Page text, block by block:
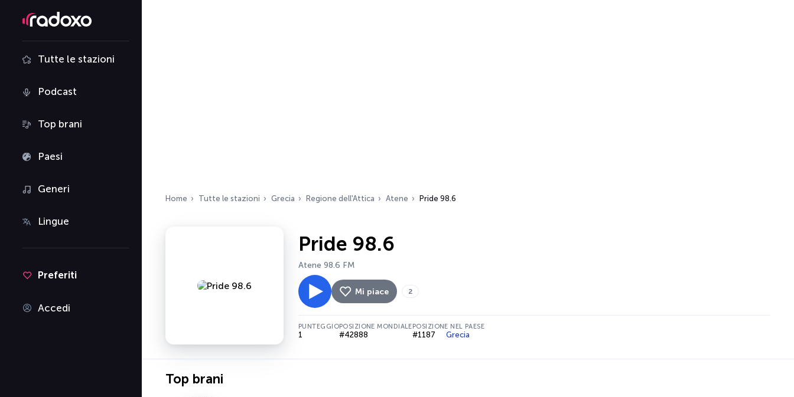
Tutte le stazioni
Podcast
Top brani
Paesi
Generi
Lingue
Preferiti
Accedi
Home Tutte le stazioni Grecia Regione dell'Attica Atene Pride 98.6
Pride 98.6
Atene 98.6 FM
Mi piace 2
PUNTEGGIO
1
POSIZIONE MONDIALE
#42888
POSIZIONE NEL PAESE
#1187 Grecia
Top brani